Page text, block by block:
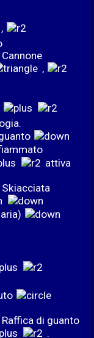
,
,
attiva
Skiacciata
Raffica di guanto
.